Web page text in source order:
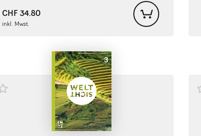
CHF34.80
inkl. Mwst.